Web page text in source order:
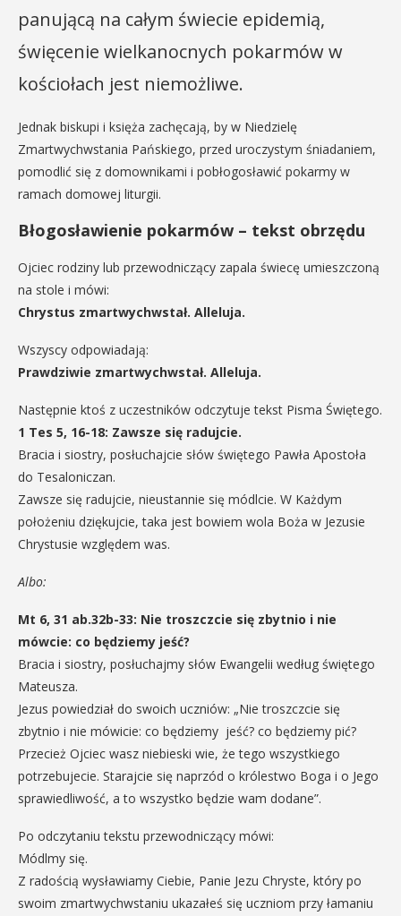
panującą na całym świecie epidemią,
święcenie wielkanocnych pokarmów w
kościołach jest niemożliwe.
Jednak biskupi i księża zachęcają, by w Niedzielę
Zmartwychwstania Pańskiego, przed uroczystym śniadaniem,
pomodlić się z domownikami i pobłogosławić pokarmy w
ramach domowej liturgii.
Błogosławienie pokarmów – tekst obrzędu
Ojciec rodziny lub przewodniczący zapala świecę umieszczoną
na stole i mówi:
Chrystus zmartwychwstał. Alleluja.
Wszyscy odpowiadają:
Prawdziwie zmartwychwstał. Alleluja.
Następnie ktoś z uczestników odczytuje tekst Pisma Świętego.
1 Tes 5, 16-18: Zawsze się radujcie.
Bracia i siostry, posłuchajcie słów świętego Pawła Apostoła
do Tesaloniczan.
Zawsze się radujcie, nieustannie się módlcie. W Każdym
położeniu dziękujcie, taka jest bowiem wola Boża w Jezusie
Chrystusie względem was.
Albo:
Mt 6, 31 ab.32b-33: Nie troszczcie się zbytnio i nie
mówcie: co będziemy jeść?
Bracia i siostry, posłuchajmy słów Ewangelii według świętego
Mateusza.
Jezus powiedział do swoich uczniów: „Nie troszczcie się
zbytnio i nie mówicie: co będziemy jeść? co będziemy pić?
Przecież Ojciec wasz niebieski wie, że tego wszystkiego
potrzebujecie. Starajcie się naprzód o królestwo Boga i o Jego
sprawiedliwość, a to wszystko będzie wam dodane”.
Po odczytaniu tekstu przewodniczący mówi:
Módlmy się.
Z radością wysławiamy Ciebie, Panie Jezu Chryste, który po
swoim zmartwychwstaniu ukazałeś się uczniom przy łamaniu